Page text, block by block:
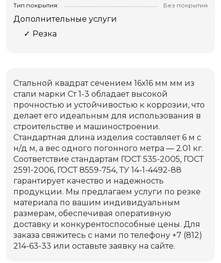
Тип покрытия:
Без покрытия
Дополнительные услуги
Резка
Стальной квадрат сечением 16х16 мм мм из
стали марки Ст 1-3 обладает высокой
прочностью и устойчивостью к коррозии, что
делает его идеальным для использования в
строительстве и машиностроении.
Стандартная длина изделия составляет 6 м с
н/д м, а вес одного погонного метра — 2.01 кг.
Соответствие стандартам ГОСТ 535-2005, ГОСТ
2591-2006, ГОСТ 8559-754, ТУ 14-1-4492-88
гарантирует качество и надежность
продукции. Мы предлагаем услуги по резке
материала по вашим индивидуальным
размерам, обеспечивая оперативную
доставку и конкурентоспособные цены. Для
заказа свяжитесь с нами по телефону +7 (812)
214-63-33 или оставьте заявку на сайте.